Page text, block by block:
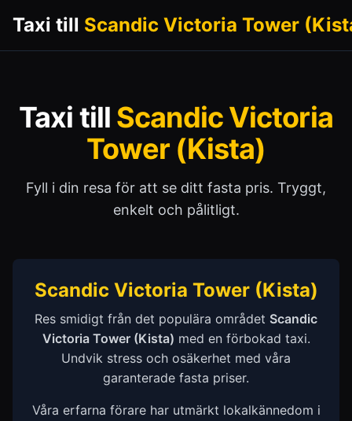
Taxi till Scandic Victoria Tower
Taxi till Scandic Victoria
Tower (Kista)
Fyll i din resa för att se ditt fasta pris. Tryggt,
enkelt och pålitligt.
Scandic Victoria Tower (Kista)
Res smidigt från det populära området Scandic
Victoria Tower (Kista) med en förbokad taxi.
Undvik stress och osäkerhet med våra
garanterade fasta priser.
Våra erfarna förare har utmärkt lokalkännedom i